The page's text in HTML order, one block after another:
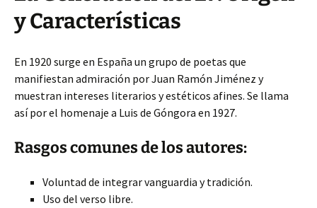
y Características
En 1920 surge en España un grupo de poetas que
manifiestan admiración por Juan Ramón Jiménez y
muestran intereses literarios y estéticos afines. Se llama
así por el homenaje a Luis de Góngora en 1927.
Rasgos comunes de los autores:
Voluntad de integrar vanguardia y tradición.
Uso del verso libre.